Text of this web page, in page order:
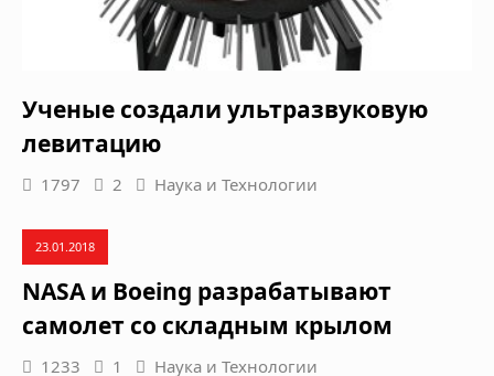
Ученые создали ультразвуковую
левитацию
1797 2 Наука и Технологии
23.01.2018
NASA и Boeing разрабатывают
самолет со складным крылом
1233 1 Наука и Технологии